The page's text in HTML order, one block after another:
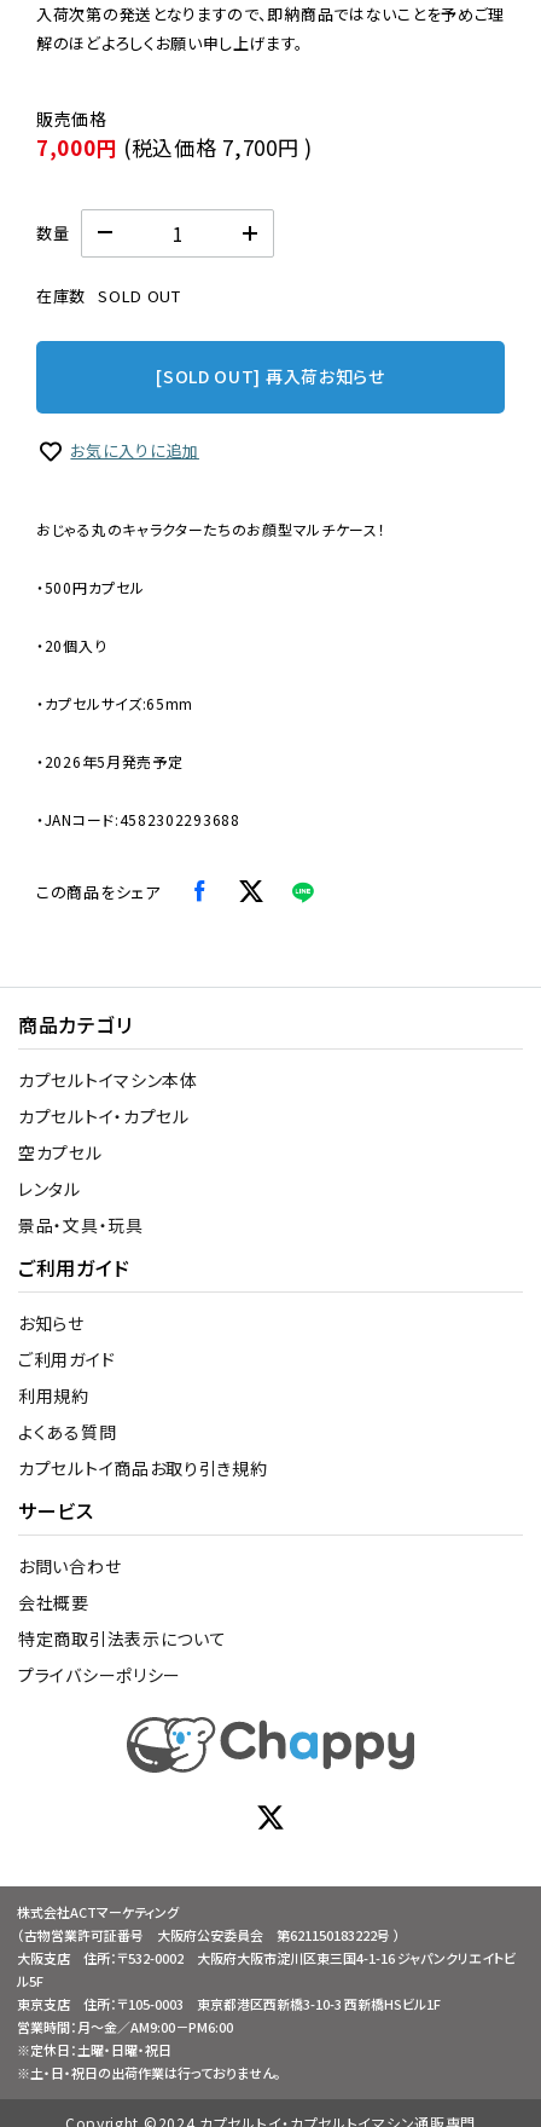
入荷次第の発送となりますので、即納商品ではないことを予めご理
解のほどよろしくお願い申し上げます。
7,000円 (税込価格 7,700円 )
数量
在庫数 SOLD OUT
[SOLD OUT] 再入荷お知らせ
お気に入りに追加
おじゃる丸のキャラクターたちのお顔型マルチケース！
・500円カプセル
・20個入り
・カプセルサイズ:65mm
・2026年5月発売予定
・JANコード:4582302293688
この商品をシェア
商品カテゴリ
カプセルトイマシン本体
カプセルトイ・カプセル
空カプセル
レンタル
景品・文具・玩具
ご利用ガイド
お知らせ
ご利用ガイド
利用規約
よくある質問
カプセルトイ商品お取り引き規約
サービス
お問い合わせ
会社概要
特定商取引法表示について
プライバシーポリシー
株式会社ACTマーケティング
（古物営業許可証番号 大阪府公安委員会 第621150183222号 ）
大阪支店 住所：〒532-0002 大阪府大阪市淀川区東三国4-1-16 ジャパンクリエイトビ
ル5F
東京支店 住所：〒105-0003 東京都港区西新橋3-10-3 西新橋HSビル1F
営業時間：月～金／AM9:00－PM6:00
※定休日：土曜・日曜・祝日
※土・日・祝日の出荷作業は行っておりません。